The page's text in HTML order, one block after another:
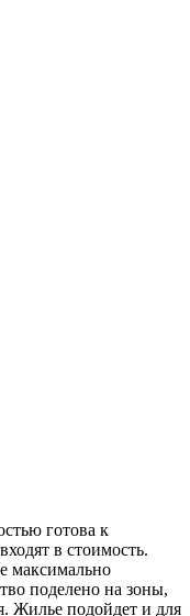
готова к
в стоимость.
максимально
поделено на зоны,
Жилье подойдет и для